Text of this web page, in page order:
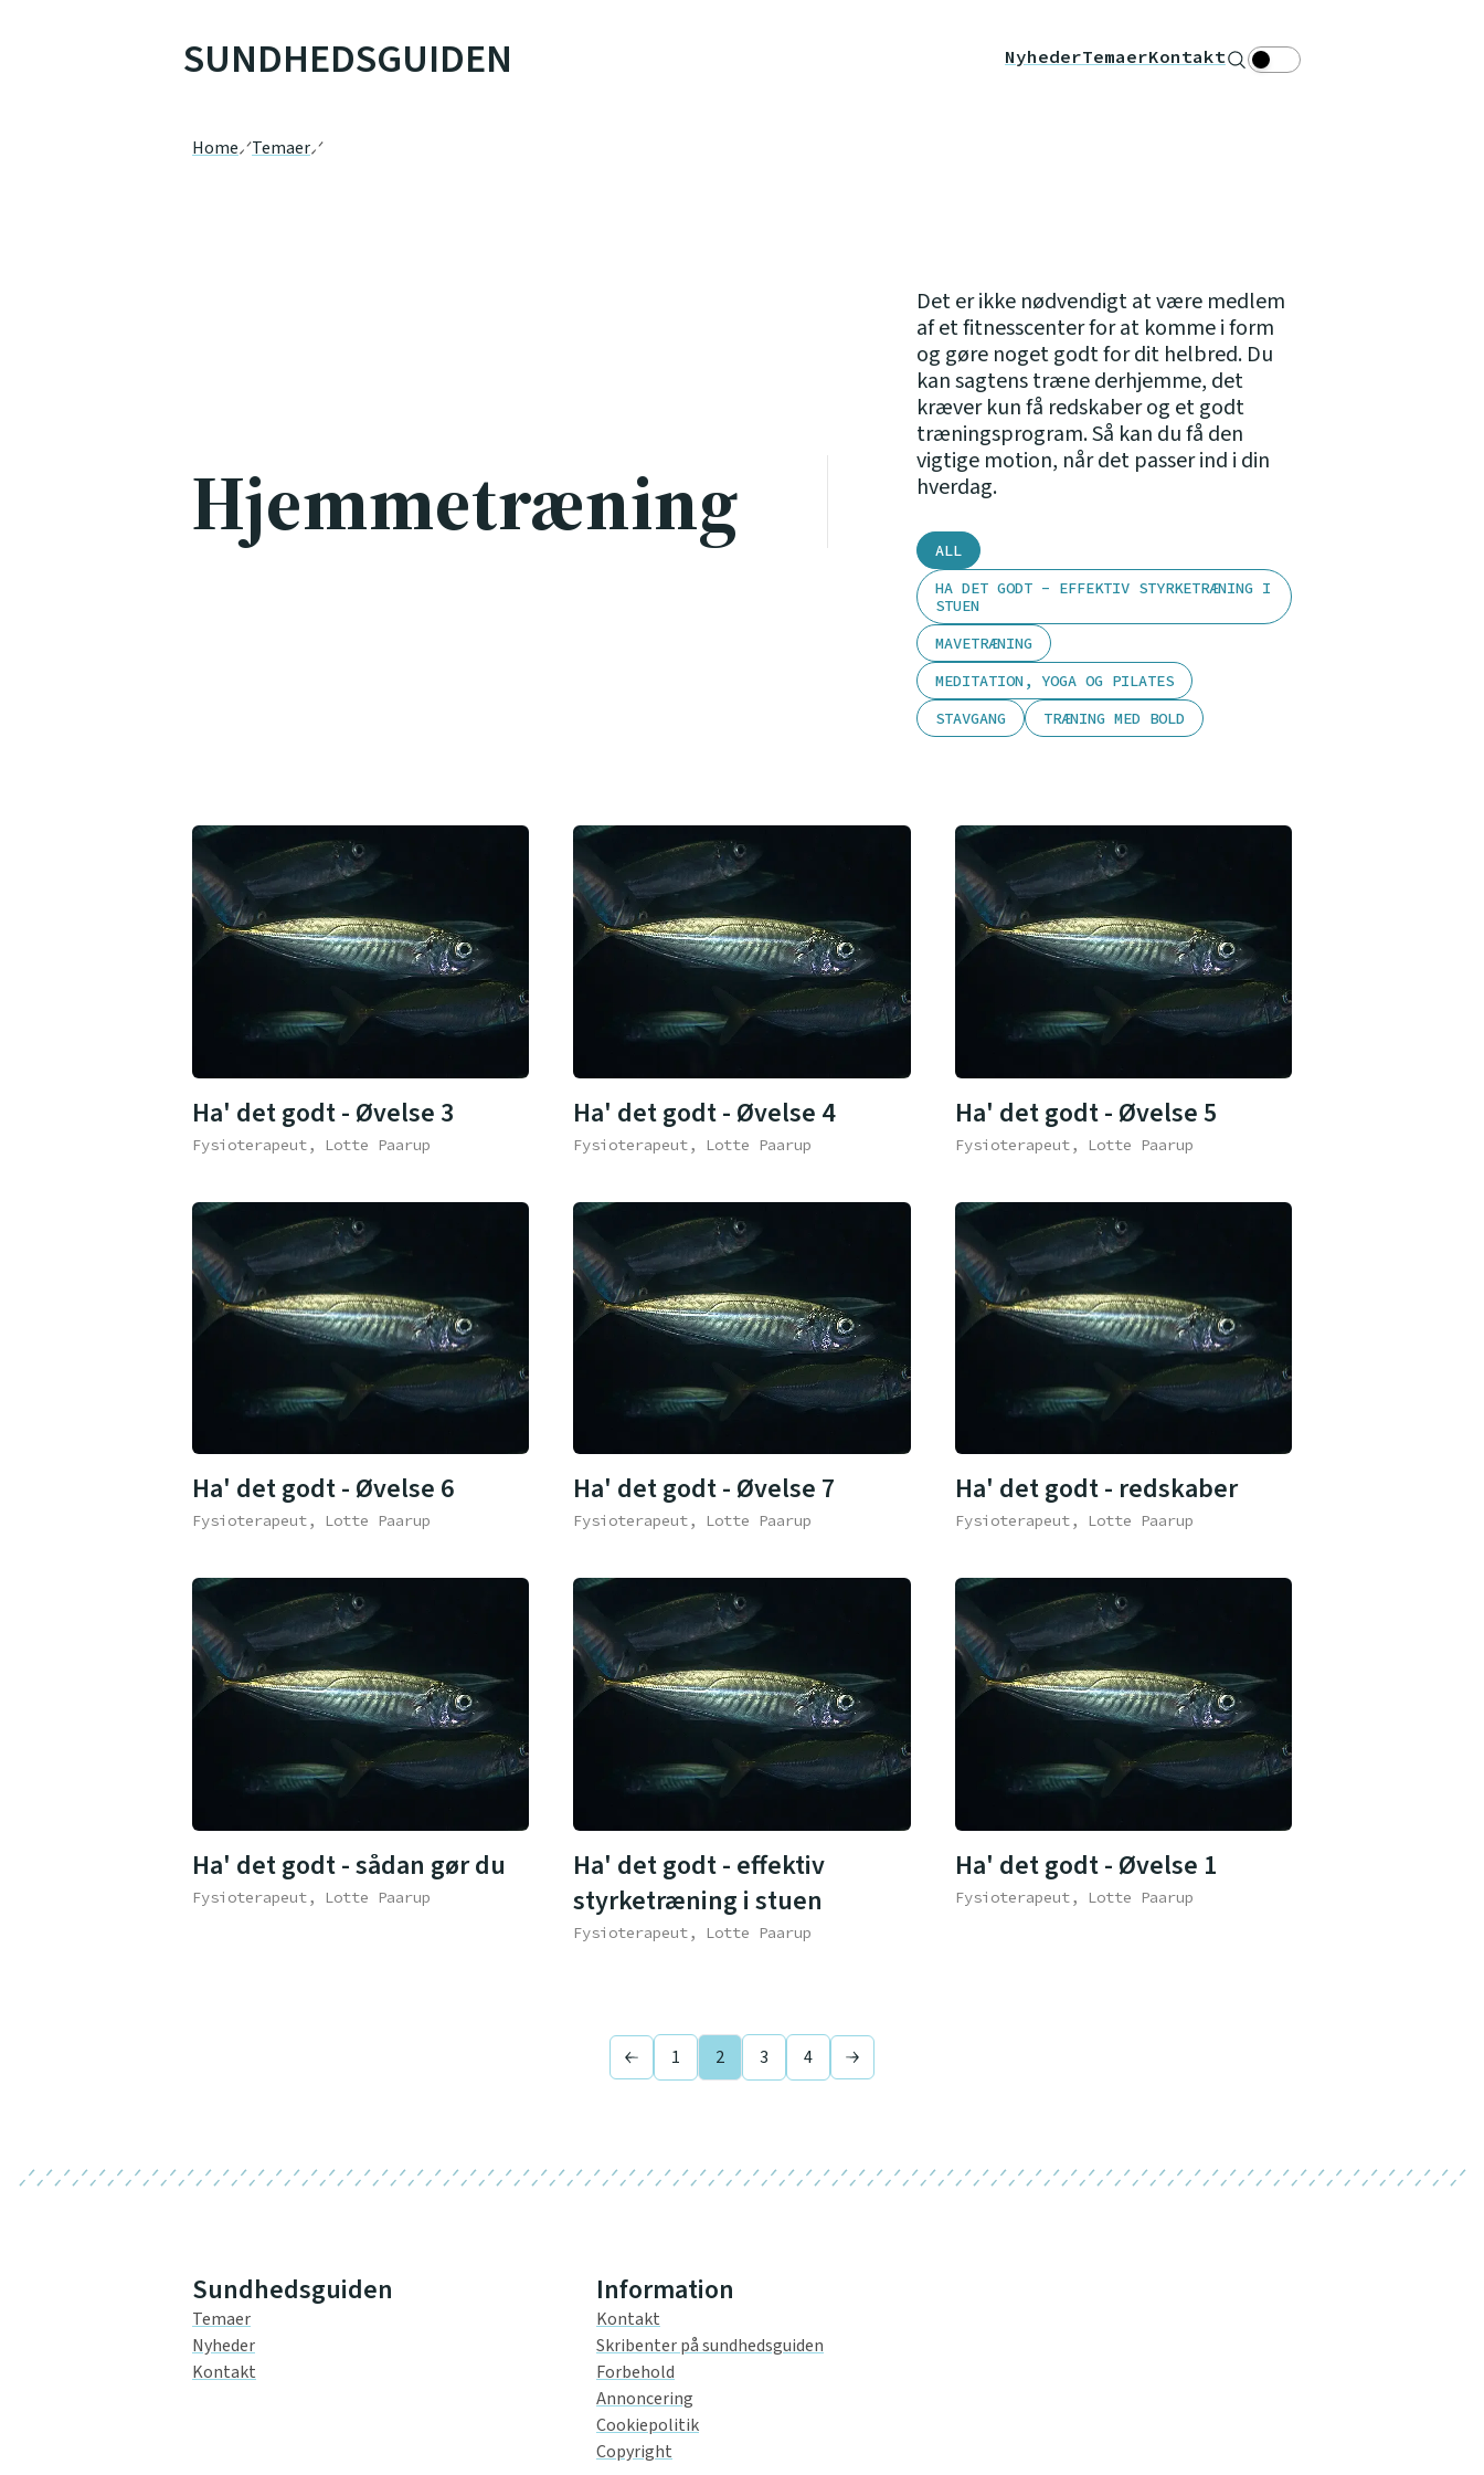
SUNDHEDSGUIDEN NyhederTemaerKontakt Søg Theme toggle
Home Temaer
Hjemmetræning
Det er ikke nødvendigt at være medlem
af et fitnesscenter for at komme i form
og gøre noget godt for dit helbred. Du
kan sagtens træne derhjemme, det
kræver kun få redskaber og et godt
træningsprogram. Så kan du få den
vigtige motion, når det passer ind i din
hverdag.
ALL
HA DET GODT - EFFEKTIV STYRKETRÆNING I
STUEN
MAVETRÆNING
MEDITATION, YOGA OG PILATES
STAVGANG
TRÆNING MED BOLD
Ha' det godt - Øvelse 3
Fysioterapeut, Lotte Paarup
Ha' det godt - Øvelse 4
Fysioterapeut, Lotte Paarup
Ha' det godt - Øvelse 5
Fysioterapeut, Lotte Paarup
Ha' det godt - Øvelse 6
Fysioterapeut, Lotte Paarup
Ha' det godt - Øvelse 7
Fysioterapeut, Lotte Paarup
Ha' det godt - redskaber
Fysioterapeut, Lotte Paarup
Ha' det godt - sådan gør du
Fysioterapeut, Lotte Paarup
Ha' det godt - effektiv
styrketræning i stuen
Fysioterapeut, Lotte Paarup
Ha' det godt - Øvelse 1
Fysioterapeut, Lotte Paarup
Previous page
1 2 3 4 Next page
Sundhedsguiden
Temaer
Nyheder
Kontakt
Information
Kontakt
Skribenter på sundhedsguiden
Forbehold
Annoncering
Cookiepolitik
Copyright